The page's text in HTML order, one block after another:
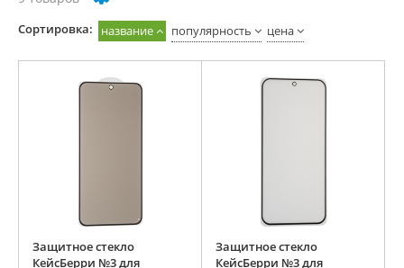
Cортировка: название популярность цена
Защитное стекло
КейсБерри №3 для
Защитное стекло
КейсБерри №3 для